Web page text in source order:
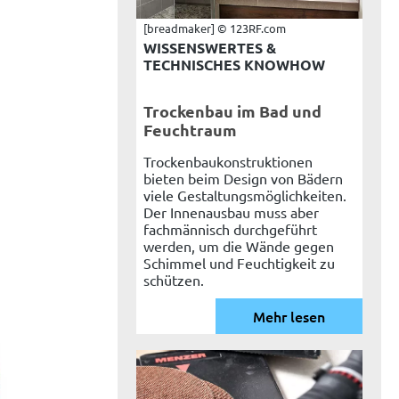
[breadmaker] © 123RF.com
WISSENSWERTES &
TECHNISCHES KNOWHOW
Trockenbau im Bad und
Feuchtraum
Trockenbaukonstruktionen
bieten beim Design von Bädern
viele Gestaltungsmöglichkeiten.
Der Innenausbau muss aber
fachmännisch durchgeführt
werden, um die Wände gegen
Schimmel und Feuchtigkeit zu
schützen.
Mehr lesen